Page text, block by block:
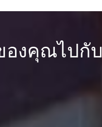
องคุณไปกับ